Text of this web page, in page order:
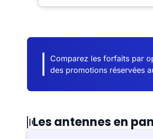
Comparez les forfaits par
des promotions réservées
Les antennes en